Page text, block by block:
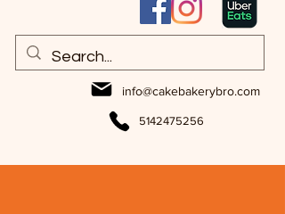
info@cakebakerybro.com
5142475256